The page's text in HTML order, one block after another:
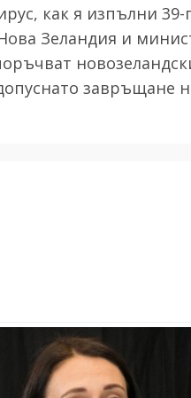
как я изпълни
Зеландия и
завръщане